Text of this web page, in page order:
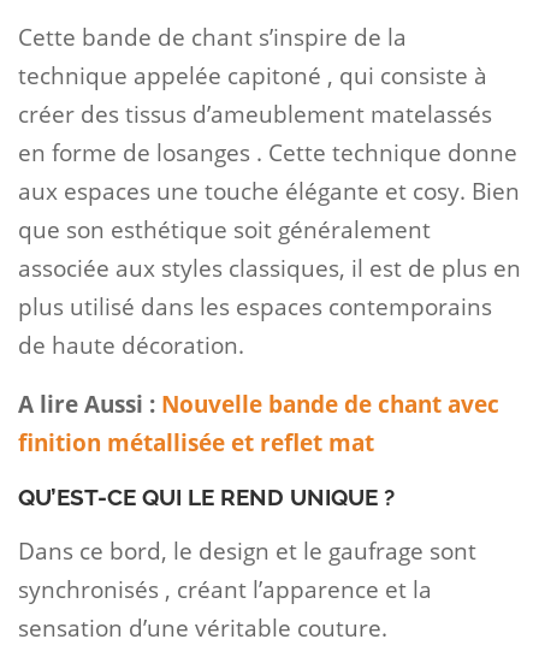
Cette bande de chant s’inspire de la
technique appelée capitoné , qui consiste à
créer des tissus d’ameublement matelassés
en forme de losanges . Cette technique donne
aux espaces une touche élégante et cosy. Bien
que son esthétique soit généralement
associée aux styles classiques, il est de plus en
plus utilisé dans les espaces contemporains
de haute décoration.
A lire Aussi : Nouvelle bande de chant avec
finition métallisée et reflet mat
QU’EST-CE QUI LE REND UNIQUE ?
Dans ce bord, le design et le gaufrage sont
synchronisés , créant l’apparence et la
sensation d’une véritable couture.